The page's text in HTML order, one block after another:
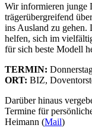
Wir informieren junge
trägerübergreifend
ins Ausland zu gehen.
helfen, sich im
für sich beste Modell
TERMIN:
ORT: BIZ,
Darüber hinaus
Termine für
Heimann (Mail)